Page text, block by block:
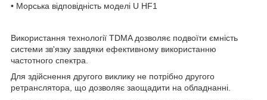
• Морська відповідність моделі U HF1
Використання технології TDMA дозволяє подвоїти ємність
системи зв'язку завдяки ефективному використанню
частотного спектра.
Для здійснення другого виклику не потрібно другого
ретранслятора, що дозволяє заощадити на обладнанні.